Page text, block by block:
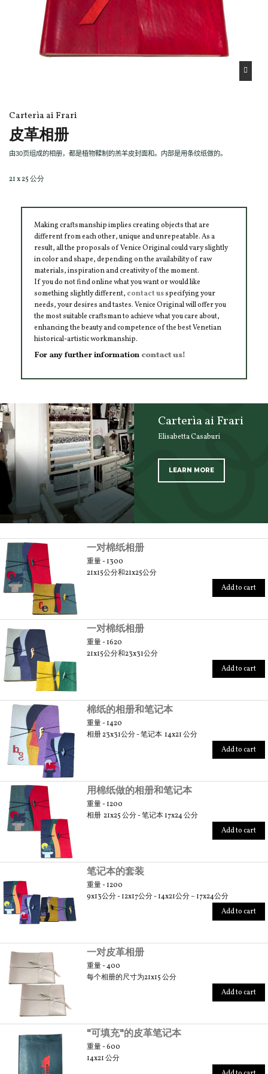
Carterìa ai Frari
皮革相册
由30页组成的相册，都是植物鞣制的羔羊皮封面和。内部是用条纹纸做的。
21 x 25 公分
Making craftsmanship implies creating objects that are
different from each other, unique and unrepeatable. As a
result, all the proposals of Venice Original could vary slightly
in color and shape, depending on the availability of raw
materials, inspiration and creativity of the moment.
If you do not find online what you want or would like
something slightly different, contact usspecifying your
needs, your desires and tastes. Venice Original will offer you
the most suitable craftsman to achieve what you care about,
enhancing the beauty and competence of the best Venetian
historical-artistic workmanship.
For any further information contact us!
Carterìa ai Frari
Elisabetta Casaburi
LEARN MORE
一对棉纸相册
重量 - 1300
21x15公分和21x25公分
Add to cart
一对棉纸相册
重量 - 1620
21x15公分和23x31公分
Add to cart
棉纸的相册和笔记本
重量 - 1420
相册 23x31公分 - 笔记本 14x21 公分
Add to cart
用棉纸做的相册和笔记本
重量 - 1200
相册 21x25 公分 - 笔记本 17x24 公分
Add to cart
笔记本的套装
重量 - 1200
9x13公分 - 12x17公分 - 14x21公分 – 17x24公分
Add to cart
一对皮革相册
重量 - 400
每个相册的尺寸为21x15 公分
Add to cart
"可填充"的皮革笔记本
重量 - 600
14x21 公分